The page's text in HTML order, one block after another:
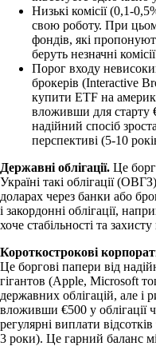
Низькі комісії (0,1-
свою роботу. При
фондів, які
беруть незначні
Порог входу
брокерів (Interactive
купити ETF на
вложивши для старту
надійний спосіб
перспективі (5-10
Державні облігації. Це
Україні такі облігації
доларах через банки або
і закордонні облігації,
хоче стабільності та захисту
Короткострокові
Це боргові папери від
гігантов (Apple, Microsoft
державних облігацій, але
вложивши €500 у облігації
регулярні виплати
3 роки). Це гарний баланс